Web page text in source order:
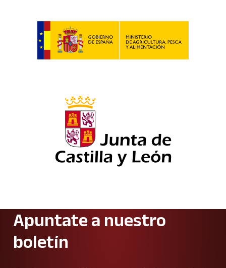
Apuntate a nuestro
boletín